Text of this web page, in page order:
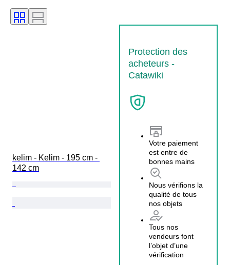
Protection des
acheteurs -
Catawiki
Votre paiement
est entre de
bonnes mains
Nous vérifions la
qualité de tous
nos objets
Tous nos
vendeurs font
l’objet d’une
vérification
kelim - Kelim - 195 cm -
142 cm